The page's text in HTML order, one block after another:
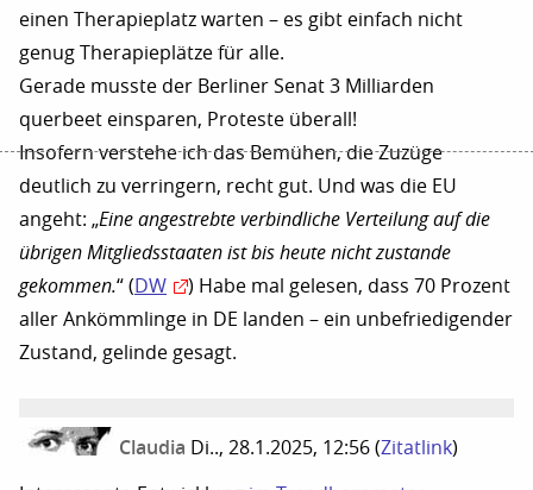
einen Therapieplatz warten – es gibt einfach nicht
genug Therapieplätze für alle.
Gerade musste der Berliner Senat 3 Milliarden
querbeet einsparen, Proteste überall!
Insofern verstehe ich das Bemühen, die Zuzüge
deutlich zu verringern, recht gut. Und was die EU
angeht: „Eine angestrebte verbindliche Verteilung auf die
übrigen Mitgliedsstaaten ist bis heute nicht zustande
gekommen.“ (DW
) Habe mal gelesen, dass 70 Prozent
aller Ankömmlinge in DE landen – ein unbefriedigender
Zustand, gelinde gesagt.
Claudia Di.., 28.1.2025, 12:56 (Zitatlink)